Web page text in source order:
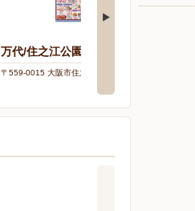
万代/住之江公園店
〒559-0015 大阪市住之江区南加賀屋二丁目3番23号